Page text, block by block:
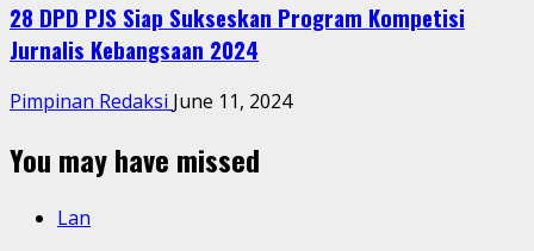
28 DPD PJS Siap Sukseskan Program Kompetisi
Jurnalis Kebangsaan 2024
Pimpinan Redaksi June 11, 2024
You may have missed
Lan